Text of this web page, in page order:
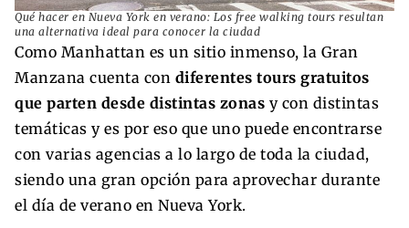
Qué hacer en Nueva York en verano: Los free walking tours resultan
una alternativa ideal para conocer la ciudad
Como Manhattan es un sitio inmenso, la Gran
Manzana cuenta con diferentes tours gratuitos
que parten desde distintas zonas y con distintas
temáticas y es por eso que uno puede encontrarse
con varias agencias a lo largo de toda la ciudad,
siendo una gran opción para aprovechar durante
el día de verano en Nueva York.